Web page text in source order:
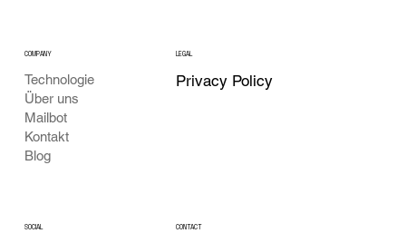
COMPANY
Technologie
Über uns
Mailbot
Kontakt
Blog
LEGAL
Privacy Policy
SOCIAL CONTACT